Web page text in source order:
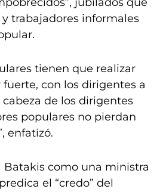
trabajadores informales
tienen que realizar
con los dirigentes a
cabeza de los dirigentes
populares no pierdan
enfatizó.
Batakis como una ministra
el “credo” del